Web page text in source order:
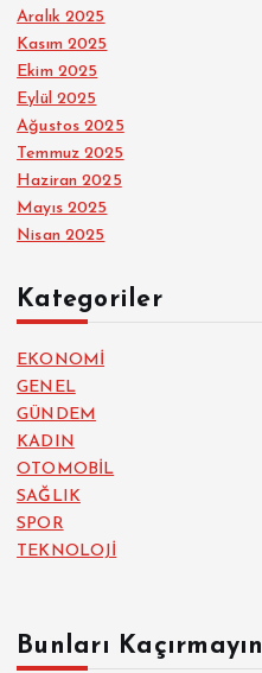
Aralık 2025
Kasım 2025
Ekim 2025
Eylül 2025
Ağustos 2025
Temmuz 2025
Haziran 2025
Mayıs 2025
Nisan 2025
Kategoriler
EKONOMİ
GENEL
GÜNDEM
KADIN
OTOMOBİL
SAĞLIK
SPOR
TEKNOLOJİ
Bunları Kaçırmayın